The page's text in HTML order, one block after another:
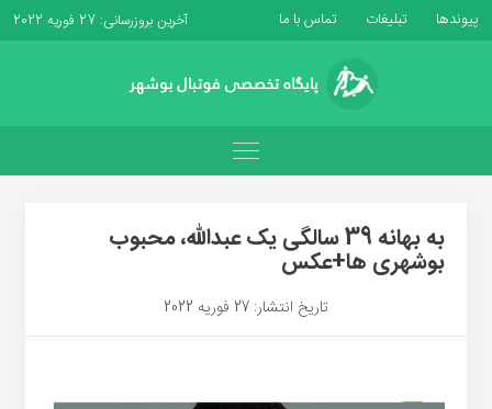
پیوندها تبلیغات تماس با ما آخرین بروزرسانی: 27 فوریه 2022
به بهانه 39 سالگی یک عبدالله، محبوب
بوشهری ها+عکس
تاریخ انتشار: 27 فوریه 2022